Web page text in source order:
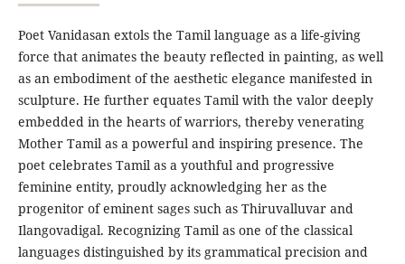
Poet Vanidasan extols the Tamil language as a life-giving
force that animates the beauty reflected in painting, as well
as an embodiment of the aesthetic elegance manifested in
sculpture. He further equates Tamil with the valor deeply
embedded in the hearts of warriors, thereby venerating
Mother Tamil as a powerful and inspiring presence. The
poet celebrates Tamil as a youthful and progressive
feminine entity, proudly acknowledging her as the
progenitor of eminent sages such as Thiruvalluvar and
Ilangovadigal. Recognizing Tamil as one of the classical
languages distinguished by its grammatical precision and